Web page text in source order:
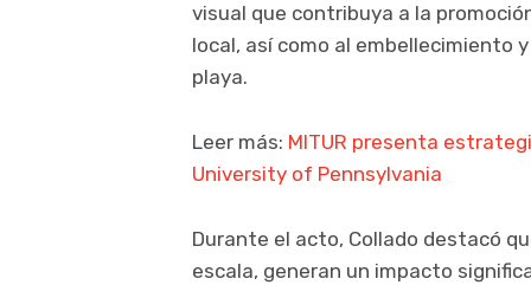
visual que contribuya a la
local, así como al embellecimiento
playa.
Leer más: MITUR presenta
University of Pennsylvania
Durante el acto, Collado destacó
escala, generan un impacto